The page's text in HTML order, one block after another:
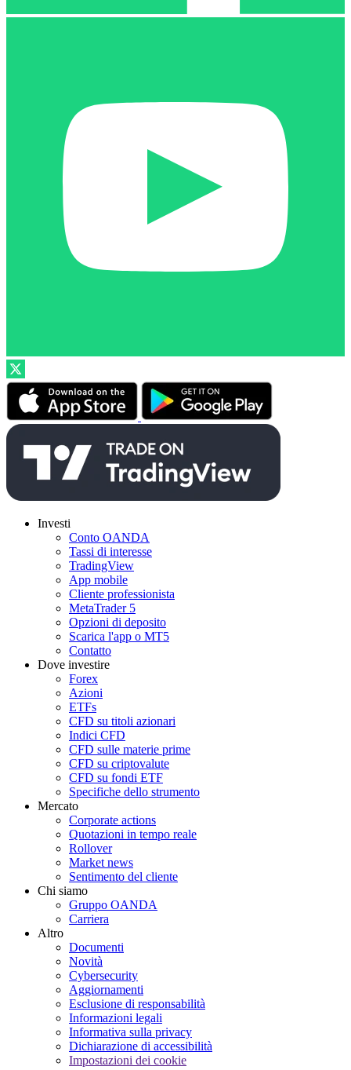
Investi
Conto OANDA
Tassi di interesse
TradingView
App mobile
Cliente professionista
MetaTrader 5
Opzioni di deposito
Scarica l'app o MT5
Contatto
Dove investire
Forex
Azioni
ETFs
CFD su titoli azionari
Indici CFD
CFD sulle materie prime
CFD su criptovalute
CFD su fondi ETF
Specifiche dello strumento
Mercato
Corporate actions
Quotazioni in tempo reale
Rollover
Market news
Sentimento del cliente
Chi siamo
Gruppo OANDA
Carriera
Altro
Documenti
Novità
Cybersecurity
Aggiornamenti
Esclusione di responsabilità
Informazioni legali
Informativa sulla privacy
Dichiarazione di accessibilità
Impostazioni dei cookie